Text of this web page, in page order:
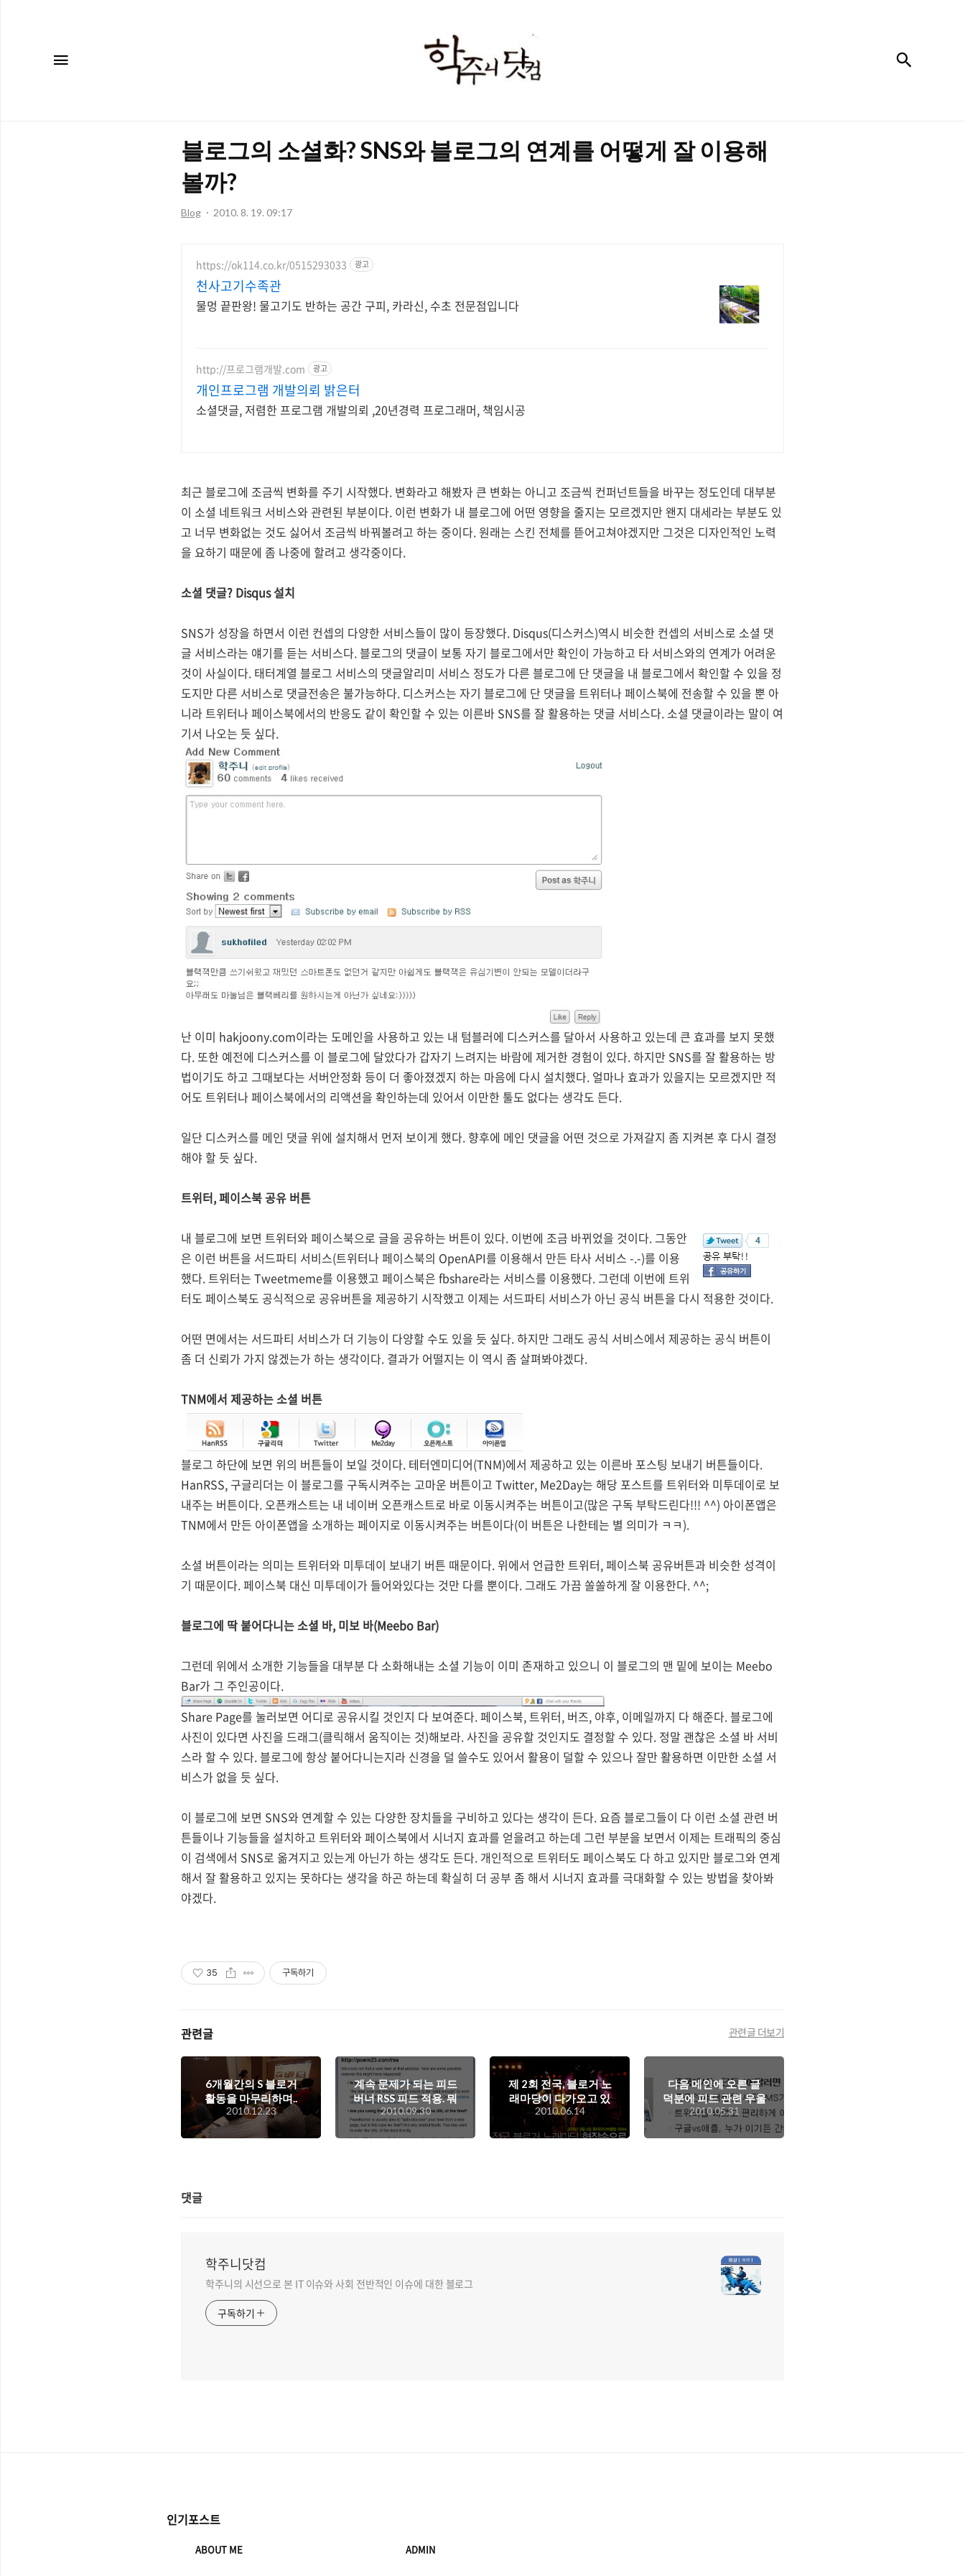
주
컴
블로그의 소셜화? SNS와 블로그의 연계를 어떻게 잘 이용해
볼까?
Blog 2010. 8. 19. 09:17
https://ok114.co.kr/0515293033 광고
천사고기수족관
물멍 끝판왕! 물고기도 반하는 공간 구피, 카라신, 수초 전문점입니다
http://프로그램개발.com 광고
개인프로그램 개발의뢰 밝은터
소셜댓글, 저렴한 프로그램 개발의뢰 ,20년경력 프로그래머, 책임시공
최근 블로그에 조금씩 변화를 주기 시작했다. 변화라고 해봤자 큰 변화는 아니고 조금씩 컨퍼넌트들을 바꾸는 정도인데 대부분
이 소셜 네트워크 서비스와 관련된 부분이다. 이런 변화가 내 블로그에 어떤 영향을 줄지는 모르겠지만 왠지 대세라는 부분도 있
고 너무 변화없는 것도 싫어서 조금씩 바꿔볼려고 하는 중이다. 원래는 스킨 전체를 뜯어고쳐야겠지만 그것은 디자인적인 노력
을 요하기 때문에 좀 나중에 할려고 생각중이다.
소셜 댓글? Disqus 설치
SNS가 성장을 하면서 이런 컨셉의 다양한 서비스들이 많이 등장했다. Disqus(디스커스)역시 비슷한 컨셉의 서비스로 소셜 댓
글 서비스라는 얘기를 듣는 서비스다. 블로그의 댓글이 보통 자기 블로그에서만 확인이 가능하고 타 서비스와의 연계가 어려운
것이 사실이다. 태터계열 블로그 서비스의 댓글알리미 서비스 정도가 다른 블로그에 단 댓글을 내 블로그에서 확인할 수 있을 정
도지만 다른 서비스로 댓글전송은 불가능하다. 디스커스는 자기 블로그에 단 댓글을 트위터나 페이스북에 전송할 수 있을 뿐 아
니라 트위터나 페이스북에서의 반응도 같이 확인할 수 있는 이른바 SNS를 잘 활용하는 댓글 서비스다. 소셜 댓글이라는 말이 여
기서 나오는 듯 싶다.
난 이미 hakjoony.com이라는 도메인을 사용하고 있는 내 텀블러에 디스커스를 달아서 사용하고 있는데 큰 효과를 보지 못했
다. 또한 예전에 디스커스를 이 블로그에 달았다가 갑자기 느려지는 바람에 제거한 경험이 있다. 하지만 SNS를 잘 활용하는 방
법이기도 하고 그때보다는 서버안정화 등이 더 좋아졌겠지 하는 마음에 다시 설치했다. 얼마나 효과가 있을지는 모르겠지만 적
어도 트위터나 페이스북에서의 리액션을 확인하는데 있어서 이만한 툴도 없다는 생각도 든다.
일단 디스커스를 메인 댓글 위에 설치해서 먼저 보이게 했다. 향후에 메인 댓글을 어떤 것으로 가져갈지 좀 지켜본 후 다시 결정
해야 할 듯 싶다.
트위터, 페이스북 공유 버튼
내 블로그에 보면 트위터와 페이스북으로 글을 공유하는 버튼이 있다. 이번에 조금 바뀌었을 것이다. 그동안
은 이런 버튼을 서드파티 서비스(트위터나 페이스북의 OpenAPI를 이용해서 만든 타사 서비스 -.-)를 이용
했다. 트위터는 Tweetmeme를 이용했고 페이스북은 fbshare라는 서비스를 이용했다. 그런데 이번에 트위
터도 페이스북도 공식적으로 공유버튼을 제공하기 시작했고 이제는 서드파티 서비스가 아닌 공식 버튼을 다시 적용한 것이다.
어떤 면에서는 서드파티 서비스가 더 기능이 다양할 수도 있을 듯 싶다. 하지만 그래도 공식 서비스에서 제공하는 공식 버튼이
좀 더 신뢰가 가지 않겠는가 하는 생각이다. 결과가 어떨지는 이 역시 좀 살펴봐야겠다.
TNM에서 제공하는 소셜 버튼
블로그 하단에 보면 위의 버튼들이 보일 것이다. 테터엔미디어(TNM)에서 제공하고 있는 이른바 포스팅 보내기 버튼들이다.
HanRSS, 구글리더는 이 블로그를 구독시켜주는 고마운 버튼이고 Twitter, Me2Day는 해당 포스트를 트위터와 미투데이로 보
내주는 버튼이다. 오픈캐스트는 내 네이버 오픈캐스트로 바로 이동시켜주는 버튼이고(많은 구독 부탁드린다!!! ^^) 아이폰앱은
TNM에서 만든 아이폰앱을 소개하는 페이지로 이동시켜주는 버튼이다(이 버튼은 나한테는 별 의미가 ㅋㅋ).
소셜 버튼이라는 의미는 트위터와 미투데이 보내기 버튼 때문이다. 위에서 언급한 트위터, 페이스북 공유버튼과 비슷한 성격이
기 때문이다. 페이스북 대신 미투데이가 들어와있다는 것만 다를 뿐이다. 그래도 가끔 쏠쏠하게 잘 이용한다. ^^;
블로그에 딱 붙어다니는 소셜 바, 미보 바(Meebo Bar)
그런데 위에서 소개한 기능들을 대부분 다 소화해내는 소셜 기능이 이미 존재하고 있으니 이 블로그의 맨 밑에 보이는 Meebo
Bar가 그 주인공이다.
Share Page를 눌러보면 어디로 공유시킬 것인지 다 보여준다. 페이스북, 트위터, 버즈, 야후, 이메일까지 다 해준다. 블로그에
사진이 있다면 사진을 드래그(클릭해서 움직이는 것)해보라. 사진을 공유할 것인지도 결정할 수 있다. 정말 괜찮은 소셜 바 서비
스라 할 수 있다. 블로그에 항상 붙어다니는지라 신경을 덜 쓸수도 있어서 활용이 덜할 수 있으나 잘만 활용하면 이만한 소셜 서
비스가 없을 듯 싶다.
이 블로그에 보면 SNS와 연계할 수 있는 다양한 장치들을 구비하고 있다는 생각이 든다. 요즘 블로그들이 다 이런 소셜 관련 버
튼들이나 기능들을 설치하고 트위터와 페이스북에서 시너지 효과를 얻을려고 하는데 그런 부분을 보면서 이제는 트래픽의 중심
이 검색에서 SNS로 옮겨지고 있는게 아닌가 하는 생각도 든다. 개인적으로 트위터도 페이스북도 다 하고 있지만 블로그와 연계
해서 잘 활용하고 있지는 못하다는 생각을 하곤 하는데 확실히 더 공부 좀 해서 시너지 효과를 극대화할 수 있는 방법을 찾아봐
야겠다.
35 구독하기
관련글 관련글 더보기
6개월간의 S 블로거
활동을 마무리하며..
2010.12.23
계속 문제가 되는 피드
버너 RSS 피드 적용. 뭐
가 문제야? -.-;
2010.09.30
제 2회 전국, 블로거 노
래마당이 다가오고 있
습니다..
2010.06.14
다음 메인에 오른 글
덕분에 피드 관련 우울
함을 날릴 수 있었다
능.. ^^;
2010.05.31
댓글
학주니닷컴
학주니의 시선으로 본 IT 이슈와 사회 전반적인 이슈에 대한 블로그
구독하기
인기포스트
ABOUT ME ADMIN